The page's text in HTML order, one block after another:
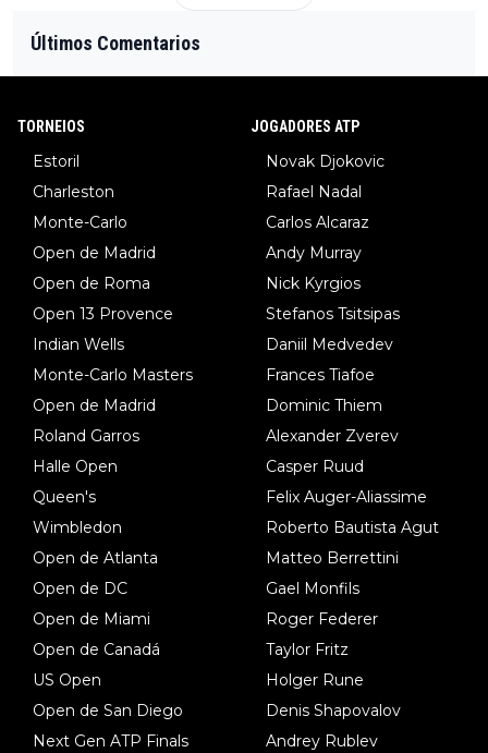
Últimos Comentarios
TORNEIOS
Estoril
Charleston
Monte-Carlo
Open de Madrid
Open de Roma
Open 13 Provence
Indian Wells
Monte-Carlo Masters
Open de Madrid
Roland Garros
Halle Open
Queen's
Wimbledon
Open de Atlanta
Open de DC
Open de Miami
Open de Canadá
US Open
Open de San Diego
Next Gen ATP Finals
JOGADORES ATP
Novak Djokovic
Rafael Nadal
Carlos Alcaraz
Andy Murray
Nick Kyrgios
Stefanos Tsitsipas
Daniil Medvedev
Frances Tiafoe
Dominic Thiem
Alexander Zverev
Casper Ruud
Felix Auger-Aliassime
Roberto Bautista Agut
Matteo Berrettini
Gael Monfils
Roger Federer
Taylor Fritz
Holger Rune
Denis Shapovalov
Andrey Rublev